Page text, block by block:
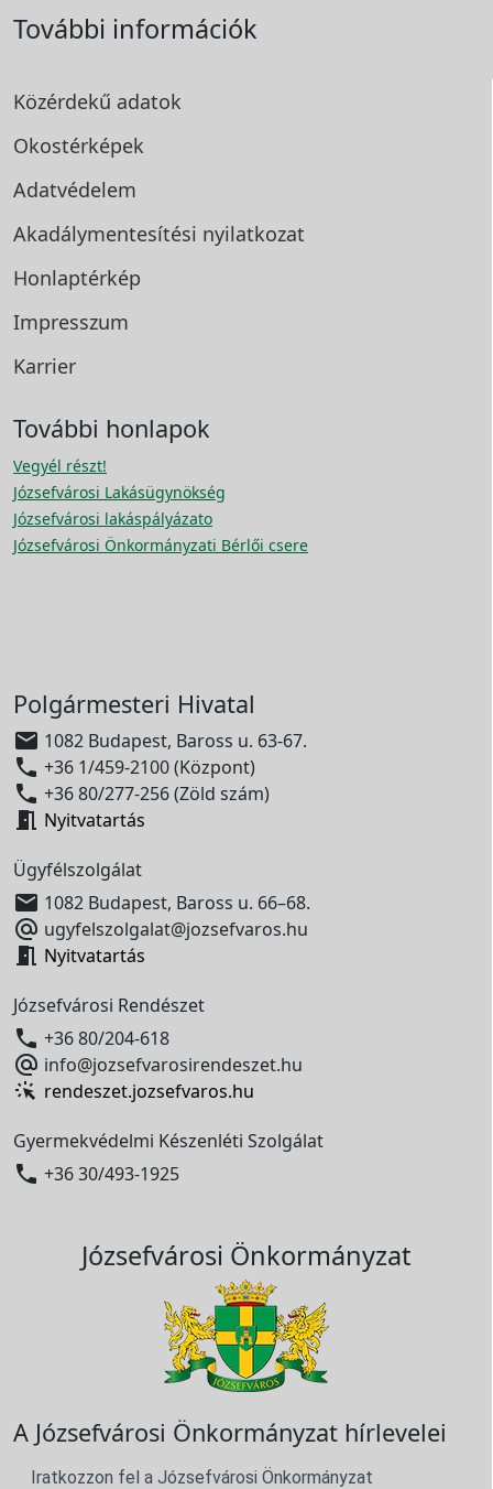
További információk
Közérdekű adatok
Okostérképek
Adatvédelem
Akadálymentesítési nyilatkozat
Honlaptérkép
Impresszum
Karrier
További honlapok
Vegyél részt!
Józsefvárosi Lakásügynökség
Józsefvárosi lakáspályázato
Józsefvárosi Önkormányzati Bérlői csere
Polgármesteri Hivatal
 1082 Budapest, Baross u. 63-67.
 +36 1/459-2100 (Központ)
 +36 80/277-256 (Zöld szám)
 Nyitvatartás
Ügyfélszolgálat
 1082 Budapest, Baross u. 66–68.
 ugyfelszolgalat@jozsefvaros.hu
 Nyitvatartás
Józsefvárosi Rendészet
 +36 80/204-618
 info@jozsefvarosirendeszet.hu
rendeszet.jozsefvaros.hu
Gyermekvédelmi Készenléti Szolgálat
 +36 30/493-1925
Józsefvárosi Önkormányzat
A Józsefvárosi Önkormányzat hírlevelei
Iratkozzon fel a Józsefvárosi Önkormányzat